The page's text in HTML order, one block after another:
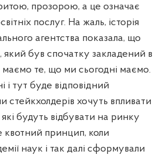
прозорою, а це означає
послуг. На жаль, історія
агентства показала, що
який був спочатку закладений в
маємо те, що ми сьогодні маємо.
і тут буде відповідний
стейкхолдерів хочуть впливати
будуть відбувати на ринку
квотний принцип, коли
наук і так далі сформували